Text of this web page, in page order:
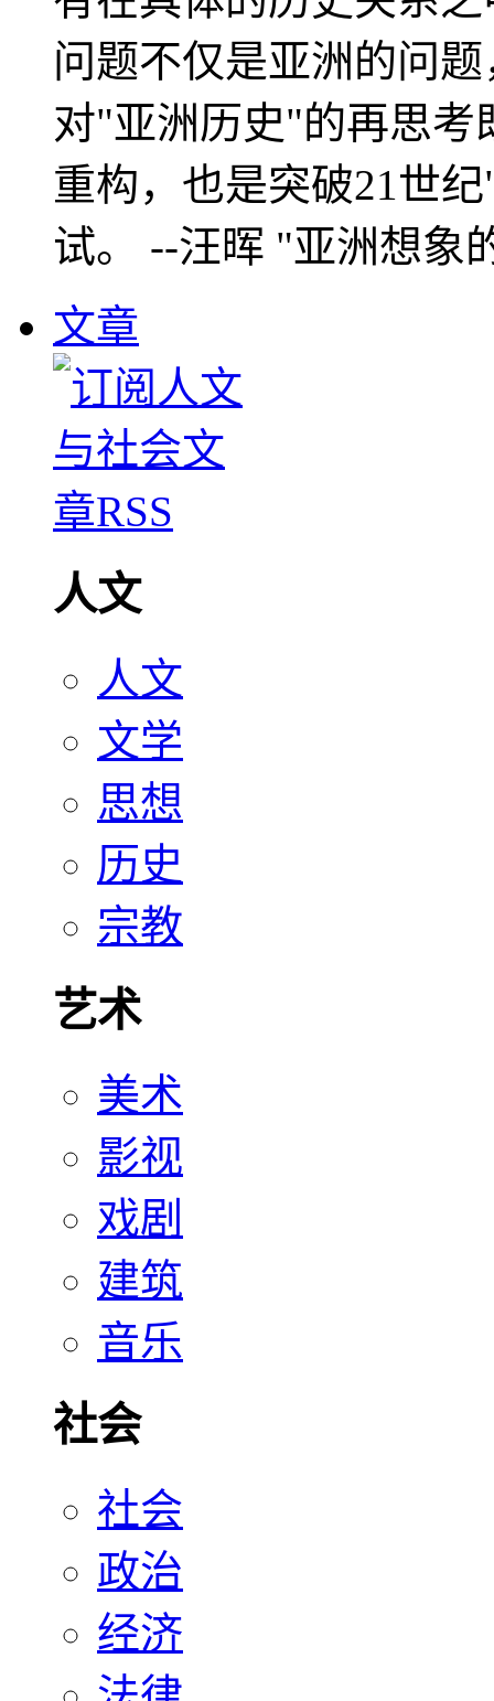
问题不仅是亚洲的问
对"亚洲历史"的再思考
重构，也是突破21世
试。 --汪晖 "亚洲想象
文章
人文
人文
文学
思想
历史
宗教
艺术
美术
影视
戏剧
建筑
音乐
社会
社会
政治
经济